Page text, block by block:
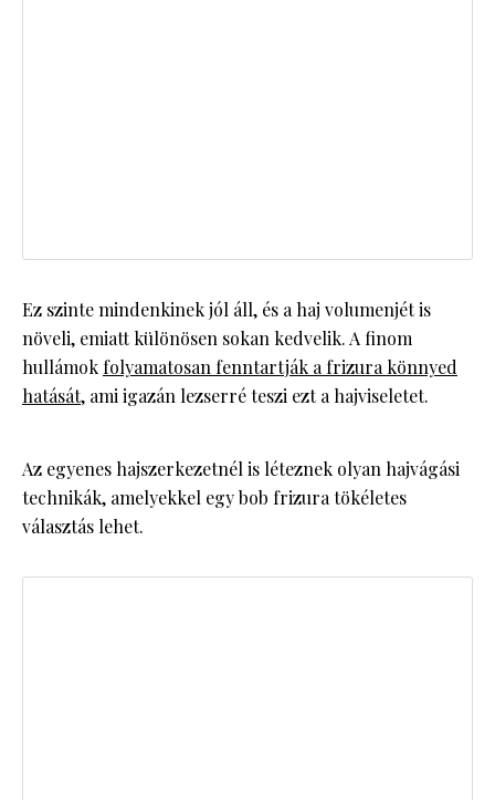
Ez szinte mindenkinek jól áll, és a haj volumenjét is
növeli, emiatt különösen sokan kedvelik. A finom
hullámok folyamatosan fenntartják a frizura könnyed
hatását, ami igazán lezserré teszi ezt a hajviseletet.
Az egyenes hajszerkezetnél is léteznek olyan hajvágási
technikák, amelyekkel egy bob frizura tökéletes
választás lehet.